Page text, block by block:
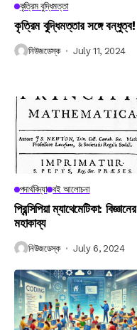
কৃত্রিম বুদ্ধিমত্তা
কৃত্রিম বুদ্ধিমত্তার সঙ্গে বন্ধুত্ব!
নিউজডেস্ক July 11, 2024
পদার্থবিদ্যা বই আলোচনা
প্রিন্সিপিয়া ম্যাথেমেটিকা: বিজ্ঞানের
মহাকাব্য
নিউজডেস্ক July 6, 2024